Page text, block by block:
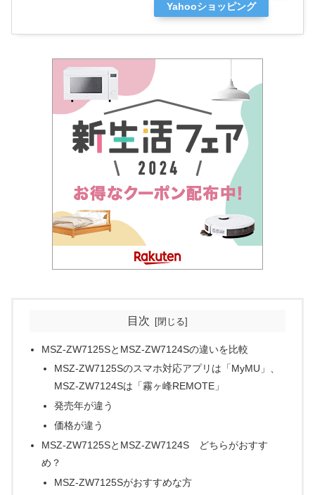
Yahooショッピング
目次
MSZ-ZW7125SとMSZ-ZW7124Sの違いを比較
MSZ-ZW7125Sのスマホ対応アプリは「MyMU」、
MSZ-ZW7124Sは「霧ヶ峰REMOTE」
発売年が違う
価格が違う
MSZ-ZW7125SとMSZ-ZW7124S どちらがおすす
め？
MSZ-ZW7125Sがおすすめな方